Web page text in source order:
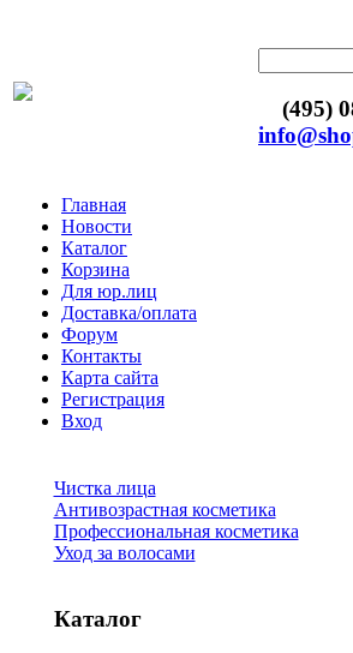
(495)
Главная
Новости
Каталог
Корзина
Для юр.лиц
Доставка/оплата
Форум
Контакты
Карта сайта
Регистрация
Вход
Чистка лица
Антивозрастная косметика
Профессиональная косметика
Уход за волосами
Каталог